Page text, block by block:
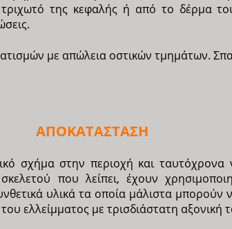
της κεφαλής ή από το δέρμα
με απώλεια οστικών τμημάτων.
ΑΠΟΚΑΤΑΣΤΑΣΗ
σχήμα στην περιοχή και ταυτόχρονα
που λείπει, έχουν
υλικά τα οποία μάλιστα
ελλείμματος με τρισδιάστατη αξονική